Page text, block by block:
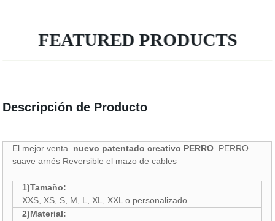
FEATURED PRODUCTS
Descripción de Producto
El mejor venta nuevo patentado creativo PERRO PERRO
suave arnés Reversible el mazo de cables
1)Tamaño:
XXS, XS, S, M, L, XL, XXL o personalizado
2)Material: